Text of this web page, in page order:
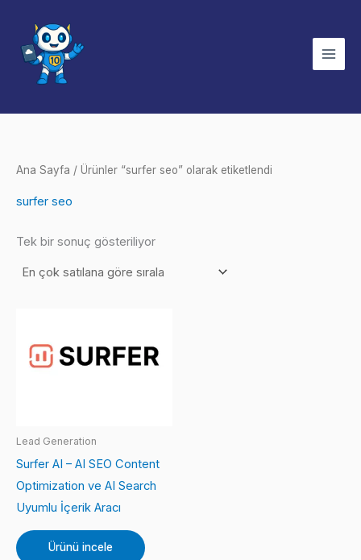
Ana Sayfa / Ürünler “surfer seo” olarak etiketlendi
surfer seo
Tek bir sonuç gösteriliyor
Lead Generation
Surfer AI – AI SEO Content
Optimization ve AI Search
Uyumlu İçerik Aracı
Ürünü incele